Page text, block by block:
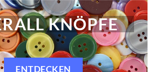
KNÖPFE
ENTDECKEN